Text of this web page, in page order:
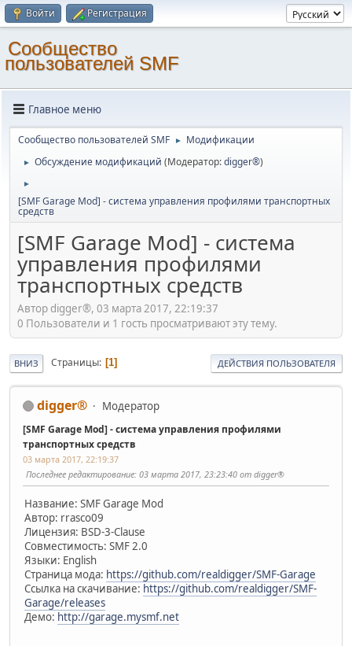
Войти Регистрация
Cообщество
пользователей SMF
Главное меню
Cообщество пользователей SMF ► Модификации
► Обсуждение модификаций (Модератор:digger®)
►
[SMF Garage Mod] - система управления профилями транспортных
средств
[SMF Garage Mod] - система
управления профилями
транспортных средств
Автор digger®, 03 марта 2017, 22:19:37
0 Пользователи и 1 гость просматривают эту тему.
ВНИЗ Страницы 1 ДЕЙСТВИЯ ПОЛЬЗОВАТЕЛЯ
digger® Модератор
[SMF Garage Mod] - система управления профилями
транспортных средств
03 марта 2017, 22:19:37
Последнее редактирование: 03 марта 2017, 23:23:40 от digger®
Название: SMF Garage Mod
Автор: rrasco09
Лицензия: BSD-3-Clause
Совместимость: SMF 2.0
Языки: English
Страница мода: https://github.com/realdigger/SMF-Garage
Ссылка на скачивание: https://github.com/realdigger/SMF-
Garage/releases
Демо: http://garage.mysmf.net